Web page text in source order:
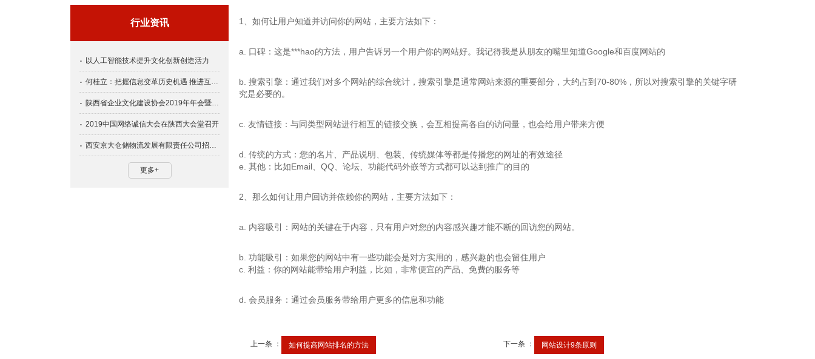
1、如何让用户知道并访问你的网站，主要方法如下：
a. 口碑：这是***hao的方法，用户告诉另一个用户你的网站好。我记得我是从朋友的嘴里知道Google和百度网站的
b. 搜索引擎：通过我们对多个网站的综合统计，搜索引擎是通常网站来源的重要部分，大约占到70-80%，所以对搜索引擎的关键字研
究是必要的。
c. 友情链接：与同类型网站进行相互的链接交换，会互相提高各自的访问量，也会给用户带来方便
d. 传统的方式：您的名片、产品说明、包装、传统媒体等都是传播您的网址的有效途径
e. 其他：比如Email、QQ、论坛、功能代码外嵌等方式都可以达到推广的目的
2、那么如何让用户回访并依赖你的网站，主要方法如下：
a. 内容吸引：网站的关键在于内容，只有用户对您的内容感兴趣才能不断的回访您的网站。
b. 功能吸引：如果您的网站中有一些功能会是对方实用的，感兴趣的也会留住用户
c. 利益：你的网站能带给用户利益，比如，非常便宜的产品、免费的服务等
d. 会员服务：通过会员服务带给用户更多的信息和功能
上一条 ： 如何提高网站排名的方法 下一条 ： 网站设计9条原则
行业资讯
以人工智能技术提升文化创新创造活力
何桂立：把握信息变革历史机遇 推进互联网行业健康发展
陕西省企业文化建设协会2019年年会暨文化峰会盛大召开
2019中国网络诚信大会在陕西大会堂召开
西安京大仓储物流发展有限责任公司招租啦！
更多+